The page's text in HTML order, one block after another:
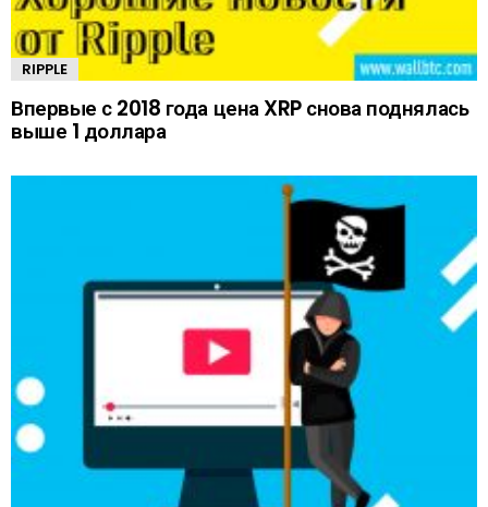
RIPPLE
Впервые с 2018 года цена XRP снова поднялась
выше 1 доллара